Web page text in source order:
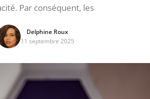
Par conséquent, les
Delphine Roux
11 septembre 2025